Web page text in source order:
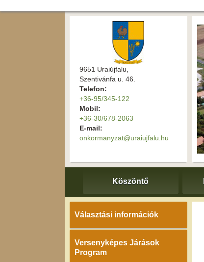
9651 Uraiújfalu,
Szentivánfa u. 46.
Telefon:
+36-95/345-122
Mobil:
+36-30/678-2063
E-mail:
onkormanyzat@uraiujfalu.hu
Köszöntő
Választási információk
Versenyképes Járások
Program